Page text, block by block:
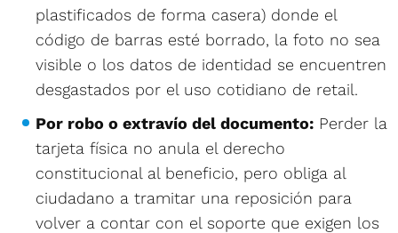
plastificados de forma casera) donde el
código de barras esté borrado, la foto no sea
visible o los datos de identidad se encuentren
desgastados por el uso cotidiano de retail.
Por robo o extravío del documento: Perder la
tarjeta física no anula el derecho
constitucional al beneficio, pero obliga al
ciudadano a tramitar una reposición para
volver a contar con el soporte que exigen los